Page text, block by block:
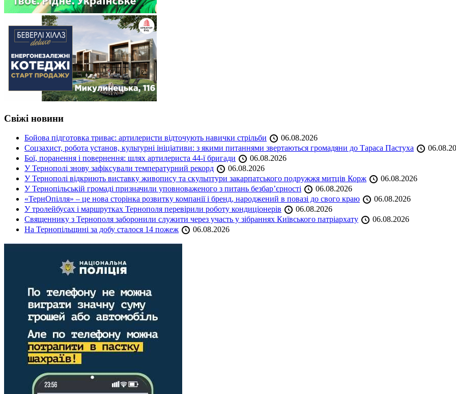
Свіжі новини
Бойова підготовка триває: артилеристи відточують навички стрільби
06.08.2026
Соцзахист, робота установ, культурні ініціативи: з якими питаннями звертаються громадяни до Тараса Пастуха
Бої, поранення і повернення: шлях артилериста 44-ї бригади
06.08.2026
У Тернополі знову зафіксували температурний рекорд
06.08.2026
У Тернополі відкриють виставку живопису та скульптури закарпатського подружжя митців Корж
06.08.2026
У Тернопільській громаді призначили уповноваженого з питань безбар’єрності
06.08.2026
«ТернОпілля» – це нова сторінка розвитку компанії і бренд, народжений в повазі до свого краю
06.08.2026
У тролейбусах і маршрутках Тернополя перевірили роботу кондиціонерів
06.08.2026
Священнику з Тернополя заборонили служити через участь у зібраннях Київського патріархату
06.08.2026
На Тернопільщині за добу сталося 14 пожеж
06.08.2026